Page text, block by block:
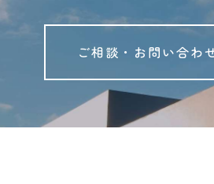
ご相談・お問い合わ